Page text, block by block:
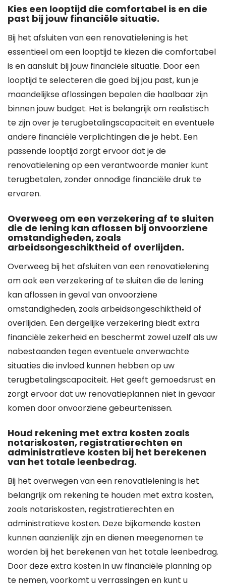
Kies een looptijd die comfortabel is en die
past bij jouw financiële situatie.
Bij het afsluiten van een renovatielening is het
essentieel om een looptijd te kiezen die comfortabel
is en aansluit bij jouw financiële situatie. Door een
looptijd te selecteren die goed bij jou past, kun je
maandelijkse aflossingen bepalen die haalbaar zijn
binnen jouw budget. Het is belangrijk om realistisch
te zijn over je terugbetalingscapaciteit en eventuele
andere financiële verplichtingen die je hebt. Een
passende looptijd zorgt ervoor dat je de
renovatielening op een verantwoorde manier kunt
terugbetalen, zonder onnodige financiële druk te
ervaren.
Overweeg om een verzekering af te sluiten
die de lening kan aflossen bij onvoorziene
omstandigheden, zoals
arbeidsongeschiktheid of overlijden.
Overweeg bij het afsluiten van een renovatielening
om ook een verzekering af te sluiten die de lening
kan aflossen in geval van onvoorziene
omstandigheden, zoals arbeidsongeschiktheid of
overlijden. Een dergelijke verzekering biedt extra
financiële zekerheid en beschermt zowel uzelf als uw
nabestaanden tegen eventuele onverwachte
situaties die invloed kunnen hebben op uw
terugbetalingscapaciteit. Het geeft gemoedsrust en
zorgt ervoor dat uw renovatieplannen niet in gevaar
komen door onvoorziene gebeurtenissen.
Houd rekening met extra kosten zoals
notariskosten, registratierechten en
administratieve kosten bij het berekenen
van het totale leenbedrag.
Bij het overwegen van een renovatielening is het
belangrijk om rekening te houden met extra kosten,
zoals notariskosten, registratierechten en
administratieve kosten. Deze bijkomende kosten
kunnen aanzienlijk zijn en dienen meegenomen te
worden bij het berekenen van het totale leenbedrag.
Door deze extra kosten in uw financiële planning op
te nemen, voorkomt u verrassingen en kunt u